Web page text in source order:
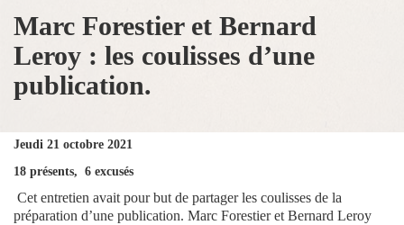
Marc Forestier et Bernard
Leroy : les coulisses d’une
publication.
Jeudi 21 octobre 2021
18 présents, 6 excusés
Cet entretien avait pour but de partager les coulisses de la
préparation d’une publication. Marc Forestier et Bernard Leroy